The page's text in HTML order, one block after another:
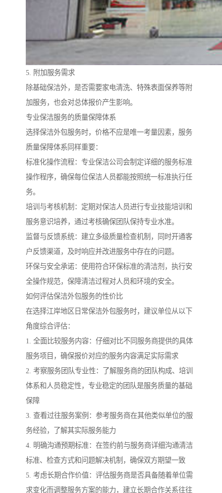
5. 附加服务需求
除基础保洁外，是否需要家电清洗、特殊表面保养等附
加服务，也会对总体报价产生影响。
专业保洁服务的质量保障体系
选择保洁外包服务时，价格不应是唯一考量因素，服务
质量保障体系同样重要：
标准化操作流程：专业保洁公司会制定详细的服务标准
操作程序，确保每位保洁人员都能按照统一标准执行任
务。
培训与考核机制：定期对保洁人员进行专业技能培训和
服务意识培养，通过考核确保团队保持专业水准。
监督与反馈系统：建立多级质量检查机制，同时开通客
户反馈渠道，及时响应并改进服务中存在的问题。
环保与安全承诺：使用符合环保标准的清洁剂，执行安
全操作规范，保障清洁过程对人员和环境的安全。
如何评估保洁外包服务的性价比
在选择江岸地区日常保洁外包服务时，建议单位从以下
角度综合评估：
1. 全面比较服务内容：仔细对比不同服务商提供的具体
服务项目，确保报价对应的服务内容满足实际需求
2. 考察服务团队专业性：了解服务商的团队构成、培训
体系和人员稳定性，专业稳定的团队是服务质量的基础
保障
3. 查看过往服务案例：参考服务商在其他类似单位的服
务经验，了解其实际服务能力
4. 明确沟通预期标准：在签约前与服务商详细沟通清洁
标准、检查方式和问题解决机制，确保双方期望一致
5. 考虑长期合作价值：评估服务商是否具备随着单位需
求变化而调整服务方案的能力，建立长期合作关系往往